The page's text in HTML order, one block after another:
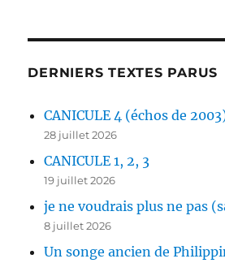
DERNIERS TEXTES PARUS
CANICULE 4 (échos de
28 juillet 2026
CANICULE 1, 2, 3
19 juillet 2026
je ne voudrais plus ne pas
8 juillet 2026
Un songe ancien de